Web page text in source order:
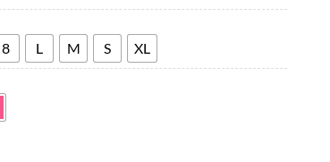
5
600,00 Ft
8 L M S XL